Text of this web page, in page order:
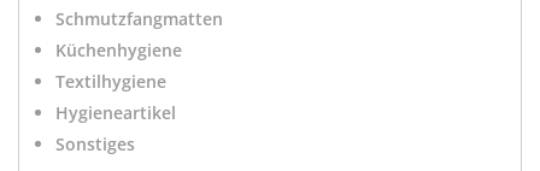
Schmutzfangmatten
Küchenhygiene
Textilhygiene
Hygieneartikel
Sonstiges